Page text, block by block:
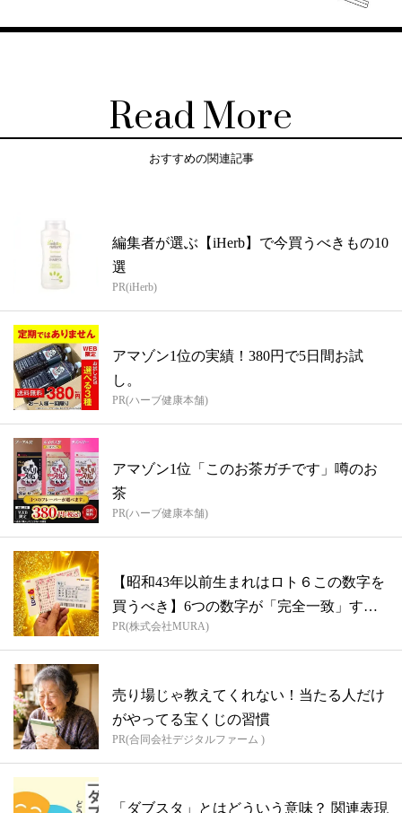
Read More
おすすめの関連記事
編集者が選ぶ【iHerb】で今買うべきもの10
選
PR(iHerb)
アマゾン1位の実績！380円で5日間お試
し。
PR(ハーブ健康本舗)
アマゾン1位「このお茶ガチです」噂のお
茶
PR(ハーブ健康本舗)
【昭和43年以前生まれはロト６この数字を
買うべき】6つの数字が「完全一致」する
方...
PR(株式会社MURA)
売り場じゃ教えてくれない！当たる人だけ
がやってる宝くじの習慣
PR(合同会社デジタルファーム )
「ダブスタ」とはどういう意味？ 関連表現